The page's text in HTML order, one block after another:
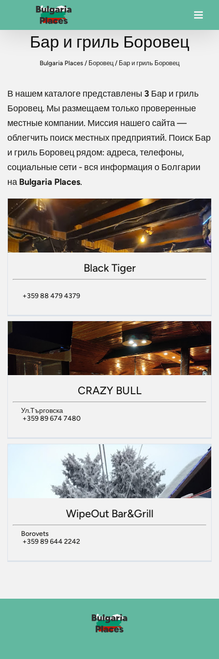
Бар и гриль Боровец
Bulgaria Places / Боровец/ Бар и гриль Боровец
В нашем каталоге представлены 3 Бар и гриль
Боровец. Мы размещаем только проверенные
местные компании. Миссия нашего сайта —
облегчить поиск местных предприятий. Поиск Бар
и гриль Боровец рядом: адреса, телефоны,
социальные сети - вся информация о Болгарии
на Bulgaria Places.
Black Tiger
+359 88 479 4379
CRAZY BULL
Ул.Търговска
+359 89 674 7480
WipeOut Bar&Grill
Borovets
+359 89 644 2242